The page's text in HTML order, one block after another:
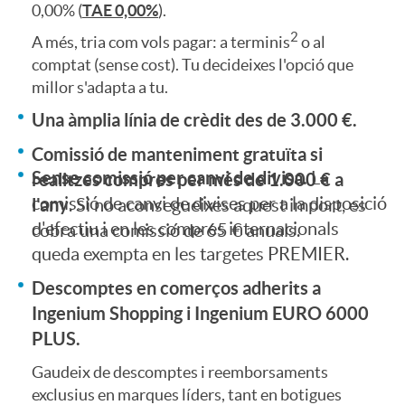
c
e
r
a
P
R
E
p
o
l
a
n
d
0,00% (TAE 0,00%).
A més, tria com vols pagar: a terminis2 o al
comptat (sense cost). Tu decideixes l'opció que
millor s'adapta a tu.
Una àmplia línia de crèdit des de 3.000 €.
Comissió de manteniment gratuïta si
realitzes compres per més de 1.000 € a
l'any. Si no aconsegueixes aquest import, es
cobra una comissió de 65 € anuals.
Sense comissió per canvi de divisa.La
comissió de canvi de divises per a la disposició
d'efectiu i en les compres internacionals
queda exempta en les targetes PREMIER.
Descomptes en comerços adherits a
Ingenium Shopping i Ingenium EURO 6000
PLUS.
Gaudeix de descomptes i reemborsaments
exclusius en marques líders, tant en botigues